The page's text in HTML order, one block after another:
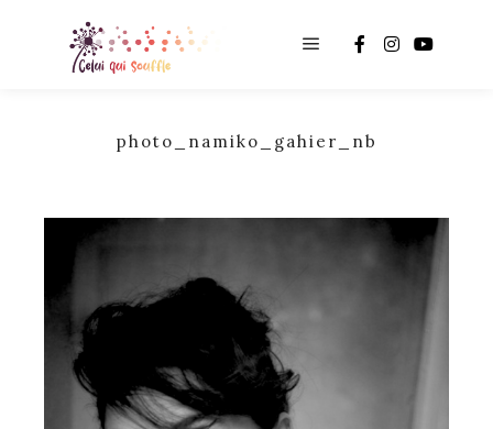
photo_namiko_gahier_nb